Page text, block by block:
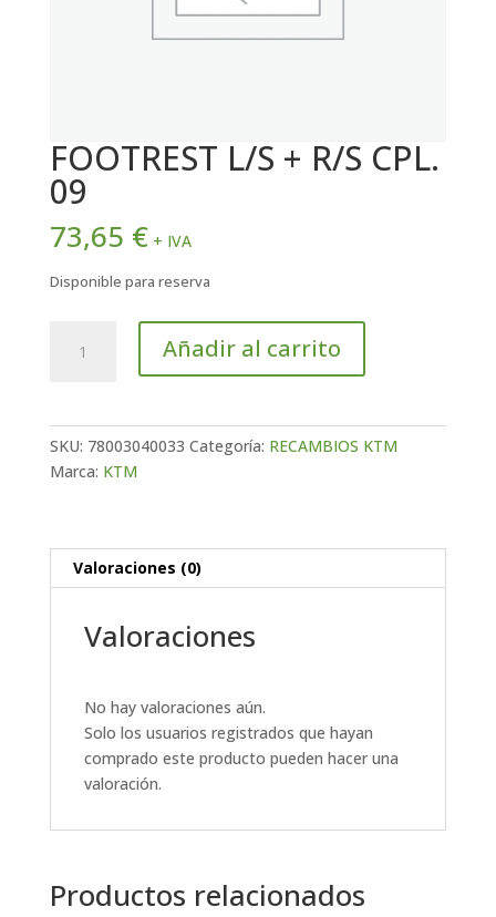
FOOTREST L/S + R/S CPL.
09
73,65 € + IVA
Disponible para reserva
Añadir al carrito
SKU: 78003040033 Categoría: RECAMBIOS KTM
Marca: KTM
Valoraciones (0)
Valoraciones
No hay valoraciones aún.
Solo los usuarios registrados que hayan
comprado este producto pueden hacer una
valoración.
Productos relacionados